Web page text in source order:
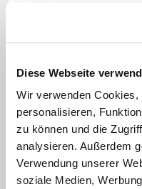
Diese Webseite
Wir verwenden
personalisieren,
zu können und die
analysieren. Außerdem
Verwendung unserer
soziale Medien,
kommenden
wird. Die
mittlerweile
Vereinbarkeit von
viele
Faktor ist, den